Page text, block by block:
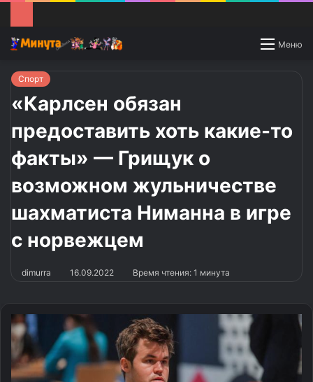
Меню
Switch
Спорт
«Карлсен обязан
предоставить хоть какие-то
факты» — Грищук о
возможном жульничестве
шахматиста Ниманна в игре
с норвежцем
dimurra 16.09.2022 Время чтения: 1 минута